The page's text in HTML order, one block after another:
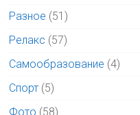
Разное (51)
Релакс (57)
Самообразование (4)
Спорт (5)
Фото (58)